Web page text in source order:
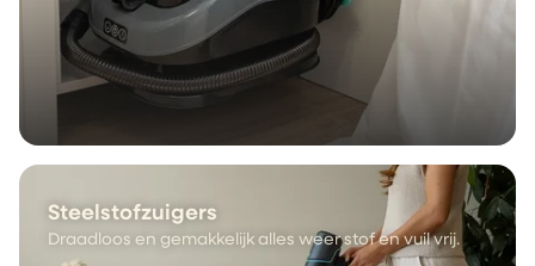
Steelstofzuigers
Draadloos en gemakkelijk alles weer stof en vuil vrij.